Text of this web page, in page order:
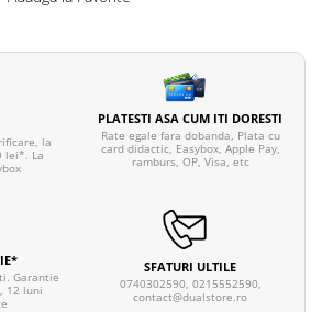
la
lei*. La
PLATESTI ASA CUM ITI DORESTI
Rate egale fara dobanda, Plata cu
card didactic, Easybox, Apple Pay,
ramburs, OP, Visa, etc
Garantie
12 luni
SFATURI ULTILE
0740302590, 0215552590,
contact@dualstore.ro